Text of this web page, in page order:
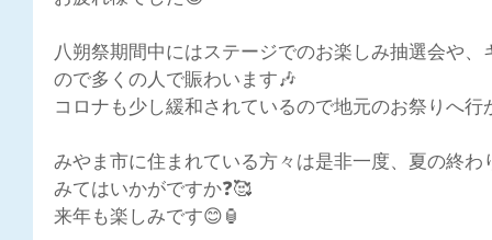
八朔祭期間中にはステージでのお楽しみ抽選会や
ので多くの人で賑わいます🎶
コロナも少し緩和されているので地元のお祭りへ行
みやま市に住まれている方々は是非一度、夏の終
みてはいかがですか❓🥰
来年も楽しみです😊🏮